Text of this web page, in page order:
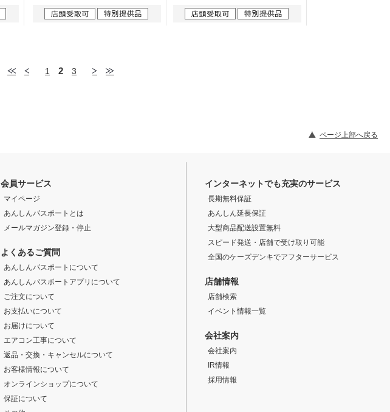
1 2 3
ページ上部へ戻る
会員サービス
マイページ
あんしんパスポートとは
メールマガジン登録・停止
よくあるご質問
あんしんパスポートについて
あんしんパスポートアプリについて
ご注文について
お支払いについて
お届けについて
エアコン工事について
返品・交換・キャンセルについて
お客様情報について
オンラインショップについて
保証について
インターネットでも充実のサービス
長期無料保証
あんしん延長保証
大型商品配送設置無料
スピード発送・店舗で受け取り可能
全国のケーズデンキでアフターサービス
店舗情報
店舗検索
イベント情報一覧
会社案内
会社案内
IR情報
採用情報